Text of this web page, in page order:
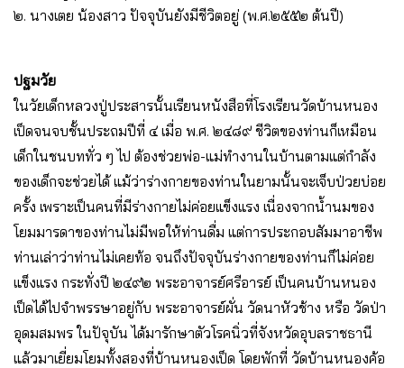
๒. นางเตย น้องสาว ปัจจุบันยังมีชีวิตอยู่ (พ.ศ.๒๕๕๒ ต้นปี)
ปฐมวัย
ในวัยเด็กหลวงปู่ประสารนั้นเรียนหนังสือที่โรงเรียนวัดบ้านหนอง
เป็ดจนจบชั้นประถมปีที่ ๔ เมื่อ พ.ศ. ๒๔๘๙ ชีวิตของท่านก็เหมือน
เด็กในชนบททั่ว ๆ ไป ต้องช่วยพ่อ-แม่ทำงานในบ้านตามแต่กำลัง
ของเด็กจะช่วยได้ แม้ว่าร่างกายของท่านในยามนั้นจะเจ็บป่วยบ่อย
ครั้ง เพราะเป็นคนที่มีร่างกายไม่ค่อยแข็งแรง เนื่องจากน้ำนมของ
โยมมารดาของท่านไม่มีพอให้ท่านดื่ม แต่การประกอบสัมมาอาชีพ
ท่านเล่าว่าท่านไม่เคยท้อ จนถึงปัจจุบันร่างกายของท่านก็ไม่ค่อย
แข็งแรง กระทั่งปี ๒๔๙๒ พระอาจารย์ศรีอารย์ เป็นคนบ้านหนอง
เป็ดได้ไปจำพรรษาอยู่กับ พระอาจารย์ผั่น วัดนาหัวช้าง หรือ วัดป่า
อุดมสมพร ในปัจุบัน ได้มารักษาตัวโรคนิ่วที่จังหวัดอุบลราชธานี
แล้วมาเยี่ยมโยมทั้งสองที่บ้านหนองเป็ด โดยพักที่ วัดบ้านหนองค้อ